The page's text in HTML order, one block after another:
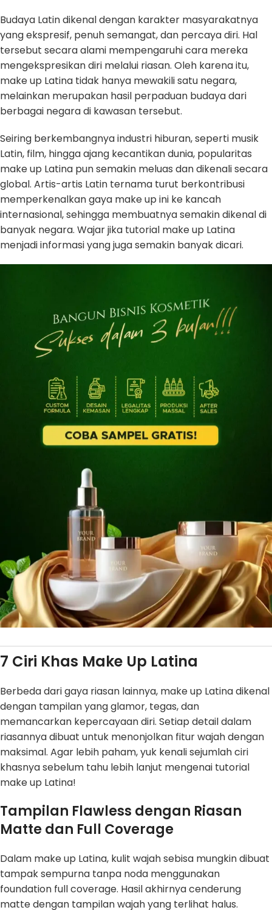
Budaya Latin dikenal dengan karakter masyarakatnya
yang ekspresif, penuh semangat, dan percaya diri. Hal
tersebut secara alami mempengaruhi cara mereka
mengekspresikan diri melalui riasan. Oleh karena itu,
make up Latina tidak hanya mewakili satu negara,
melainkan merupakan hasil perpaduan budaya dari
berbagai negara di kawasan tersebut.
Seiring berkembangnya industri hiburan, seperti musik
Latin, film, hingga ajang kecantikan dunia, popularitas
make up Latina pun semakin meluas dan dikenali secara
global. Artis-artis Latin ternama turut berkontribusi
memperkenalkan gaya make up ini ke kancah
internasional, sehingga membuatnya semakin dikenal di
banyak negara. Wajar jika tutorial make up Latina
menjadi informasi yang juga semakin banyak dicari.
7 Ciri Khas Make Up Latina
Berbeda dari gaya riasan lainnya, make up Latina dikenal
dengan tampilan yang glamor, tegas, dan
memancarkan kepercayaan diri. Setiap detail dalam
riasannya dibuat untuk menonjolkan fitur wajah dengan
maksimal. Agar lebih paham, yuk kenali sejumlah ciri
khasnya sebelum tahu lebih lanjut mengenai tutorial
make up Latina!
Tampilan Flawless dengan Riasan
Matte dan Full Coverage
Dalam make up Latina, kulit wajah sebisa mungkin dibuat
tampak sempurna tanpa noda menggunakan
foundation full coverage. Hasil akhirnya cenderung
matte dengan tampilan wajah yang terlihat halus.